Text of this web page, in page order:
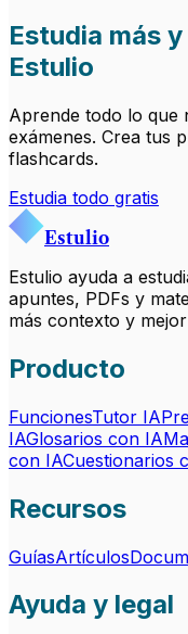
Estudia más
Estulio
Aprende todo lo que
exámenes. Crea tus
flashcards.
Estudia todo gratis
Estulio
Estulio ayuda a
apuntes, PDFs y
más contexto y
Producto
FuncionesTutor IA
IAGlosarios con IA
con IACuestionarios
Recursos
GuíasArtículos
Ayuda y legal